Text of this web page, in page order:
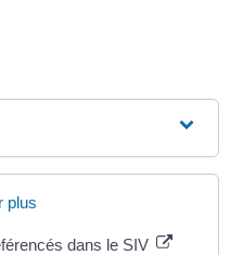
plus
dans le SIV